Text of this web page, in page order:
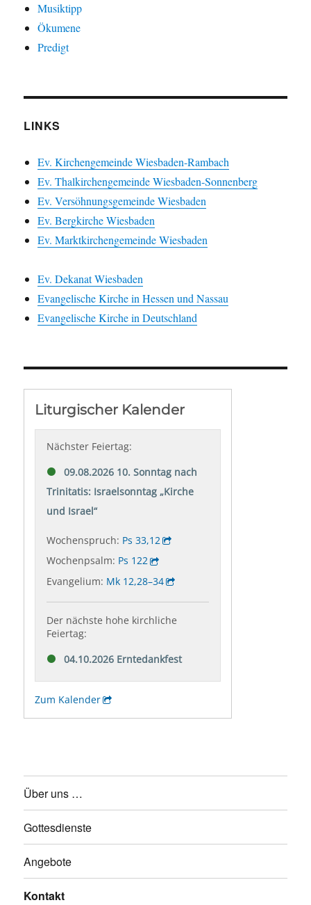
Musiktipp
Ökumene
Predigt
LINKS
Ev. Kirchengemeinde Wiesbaden-Rambach
Ev. Thalkirchengemeinde Wiesbaden-Sonnenberg
Ev. Versöhnungsgemeinde Wiesbaden
Ev. Bergkirche Wiesbaden
Ev. Marktkirchengemeinde Wiesbaden
Ev. Dekanat Wiesbaden
Evangelische Kirche in Hessen und Nassau
Evangelische Kirche in Deutschland
Über uns …
Gottesdienste
Angebote
Kontakt